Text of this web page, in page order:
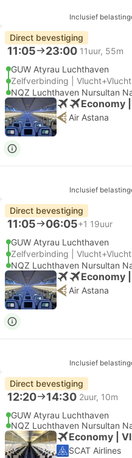
Inclusief
Direct bevestiging
11:05 23:00 11uur, 55m
GUW Atyrau Luchthaven
Zelfverbinding | Vlucht+Vlucht
NQZ Luchthaven Nursultan
Economy
Air Astana
Inclusief
Direct bevestiging
11:05 06:05+1 19uur
GUW Atyrau Luchthaven
Zelfverbinding | Vlucht+Vlucht
NQZ Luchthaven Nursultan
Economy
Air Astana
Inclusief
Direct bevestiging
12:20 14:30 2uur, 10m
GUW Atyrau Luchthaven
NQZ Luchthaven Nursultan
Economy |
SCAT Airlines